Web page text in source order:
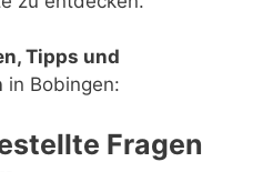
Tipps und
in Bobingen:
Fragen